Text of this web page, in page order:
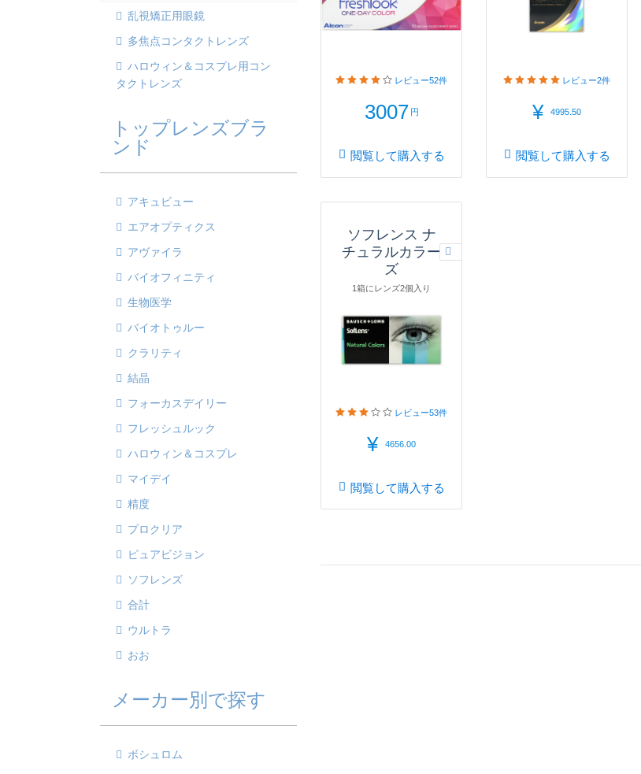
乱視矯正用眼鏡
多焦点コンタクトレンズ
ハロウィン＆コスプレ用コン
タクトレンズ
トップレンズブラ
ンド
アキュビュー
エアオプティクス
アヴァイラ
バイオフィニティ
生物医学
バイオトゥルー
クラリティ
結晶
フォーカスデイリー
フレッシュルック
ハロウィン＆コスプレ
マイデイ
精度
プロクリア
ピュアビジョン
ソフレンズ
合計
ウルトラ
おお
メーカー別で探す
ボシュロム
レビュー52件
3007 円
閲覧して購入する
レビュー2件
¥ 4995.50
閲覧して購入する
ソフレンス ナ
チュラルカラー
ズ
1箱にレンズ2個入り
レビュー53件
¥ 4656.00
閲覧して購入する